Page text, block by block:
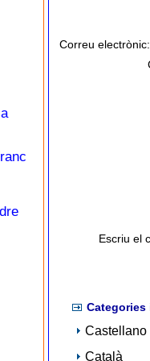
Correu
Escriu el
Castellano
Català